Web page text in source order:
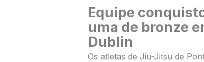
Equipe
uma de bronze
Dublin
Os atletas de Jiu-Jitsu de